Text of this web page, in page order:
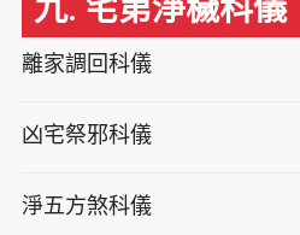
九. 宅第淨穢科儀
離家調回科儀
凶宅祭邪科儀
淨五方煞科儀